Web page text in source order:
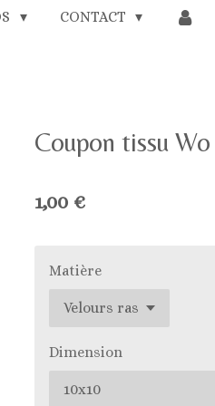
CONTACT
Coupon tissu
1,00 €
Matière
Dimension